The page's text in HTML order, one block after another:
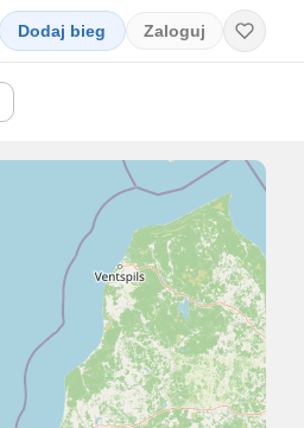
Dodaj bieg Zaloguj